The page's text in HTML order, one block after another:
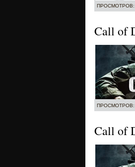
ПРОСМОТРОВ:
Call of
ПРОСМОТРОВ:
Call of